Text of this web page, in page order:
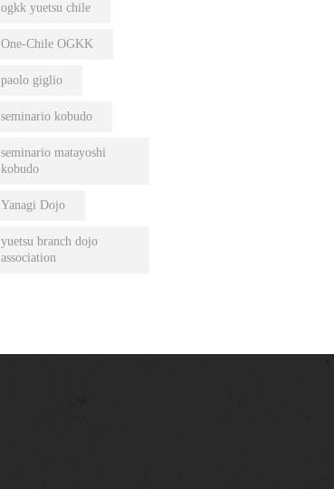
ogkk yuetsu chile
One-Chile OGKK
paolo giglio
seminario kobudo
seminario matayoshi
kobudo
Yanagi Dojo
yuetsu branch dojo
association